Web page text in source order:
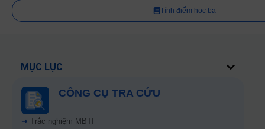
Tính điểm học bạ
MỤC LỤC
CÔNG CỤ TRA CỨU
➜ Trắc nghiệm MBTI